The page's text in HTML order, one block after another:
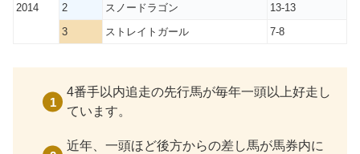
2014
2
スノードラゴン
13-13
3
ストレイトガール 7-8
4番手以内追走の先行馬が毎年一頭以上好走し
ています。
近年、一頭ほど後方からの差し馬が馬券内に